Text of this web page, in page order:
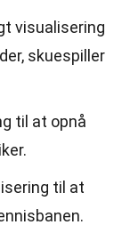
visualisering
skuespiller
til at opnå
til at